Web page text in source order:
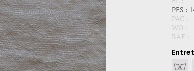
PES :
PAC :
WO :
RAF :